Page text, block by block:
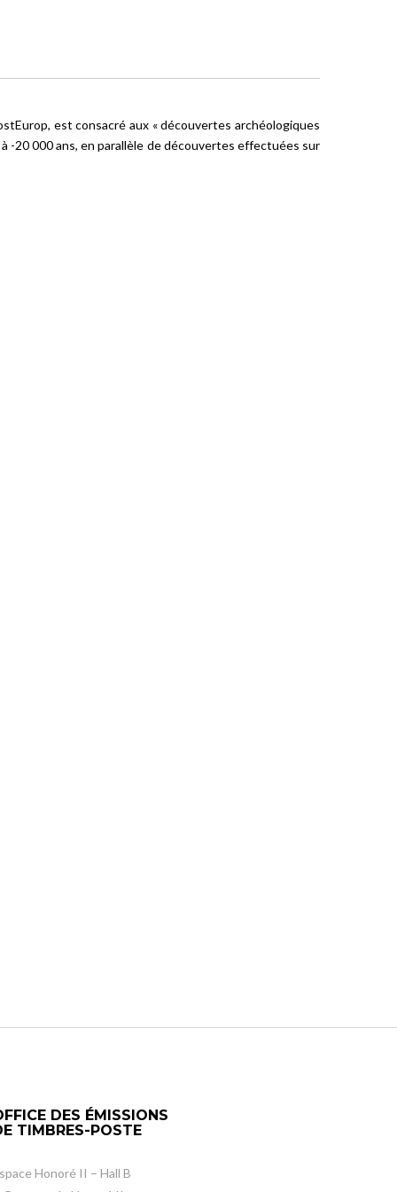
est consacré aux « découvertes archéologiques
-20 000 ans, en parallèle de découvertes effectuées sur
DES ÉMISSIONS
TIMBRES-POSTE
Honoré II – Hall B